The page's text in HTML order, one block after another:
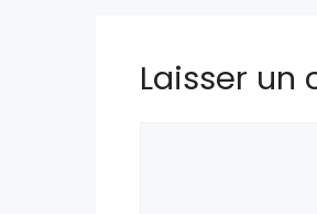
Laisser un